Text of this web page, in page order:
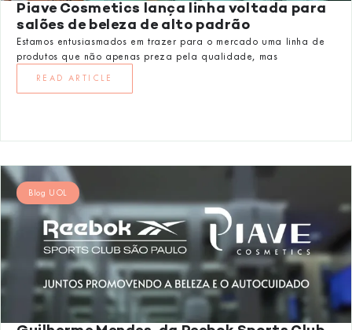
Piave Cosmetics lança linha voltada para
salões de beleza de alto padrão
Estamos entusiasmados em trazer para o mercado uma linha de
produtos que não apenas preza pela qualidade, mas
READ ARTICLE
Blog UOL